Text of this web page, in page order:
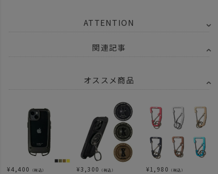
ATTENTION
関連記事
オススメ商品
¥4,400 （税込） ¥3,300 （税込） ¥1,980 （税込）